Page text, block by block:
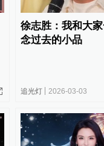
徐志胜：我和大
念过去的小品
追光灯 2026-03-03